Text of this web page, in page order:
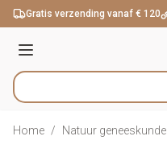
Ga naar de inhoud
Gratis verzending vanaf € 120
Menu
Product, merk, categorie...
Home / Natuur geneeskunde